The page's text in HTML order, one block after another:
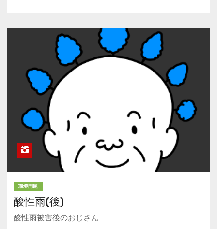
環境問題
酸性雨(後)
酸性雨被害後のおじさん